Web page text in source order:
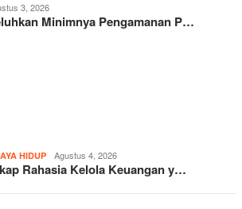
3, 2026
Minimnya Pengamanan P…
HIDUP Agustus 4, 2026
Rahasia Kelola Keuangan y…